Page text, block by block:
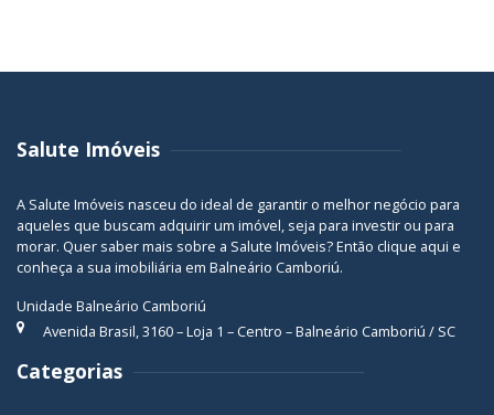
Salute Imóveis
A Salute Imóveis nasceu do ideal de garantir o melhor negócio para
aqueles que buscam adquirir um imóvel, seja para investir ou para
morar. Quer saber mais sobre a Salute Imóveis? Então clique aqui e
conheça a sua imobiliária em Balneário Camboriú.
Unidade Balneário Camboriú
Avenida Brasil, 3160 – Loja 1 – Centro – Balneário Camboriú / SC
Categorias